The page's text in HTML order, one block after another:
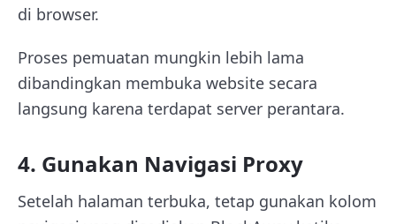
di browser.
Proses pemuatan mungkin lebih lama
dibandingkan membuka website secara
langsung karena terdapat server perantara.
4. Gunakan Navigasi Proxy
Setelah halaman terbuka, tetap gunakan kolom